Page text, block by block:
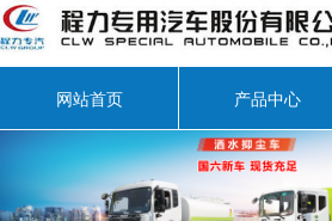
网站首页 产品中心